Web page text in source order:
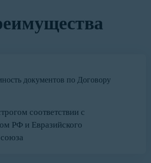
документов по Договору
соответствии с
РФ и Евразийского